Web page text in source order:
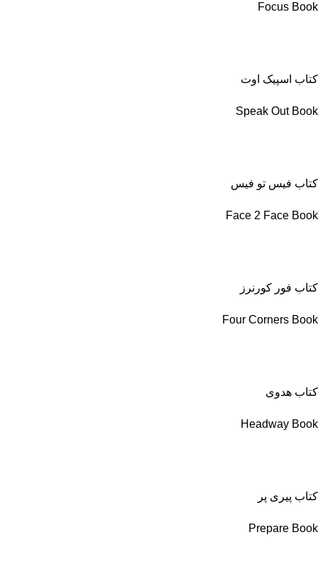
Focus Book
کتاب اسپیک اوت
Speak Out Book
کتاب فیس تو فیس
Face 2 Face Book
کتاب فور کورنرز
Four Corners Book
کتاب هدوی
Headway Book
کتاب پیری پر
Prepare Book